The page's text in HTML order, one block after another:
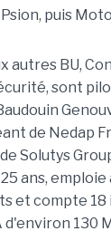
puis
autres BU,
sont
de Nedap
Solutys
ans,
et compte
d'environ 130